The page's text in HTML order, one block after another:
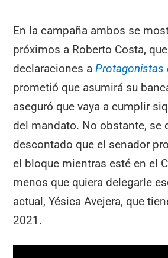
En la campaña ambos se
próximos a Roberto Costa,
declaraciones aProtagonistas
prometió que asumirá su
aseguró que vaya a cumplir
del mandato. No obstante, se
descontado que el senador
el bloque mientras esté en el
menos que quiera delegarle
actual, Yésica Avejera, que
2021.